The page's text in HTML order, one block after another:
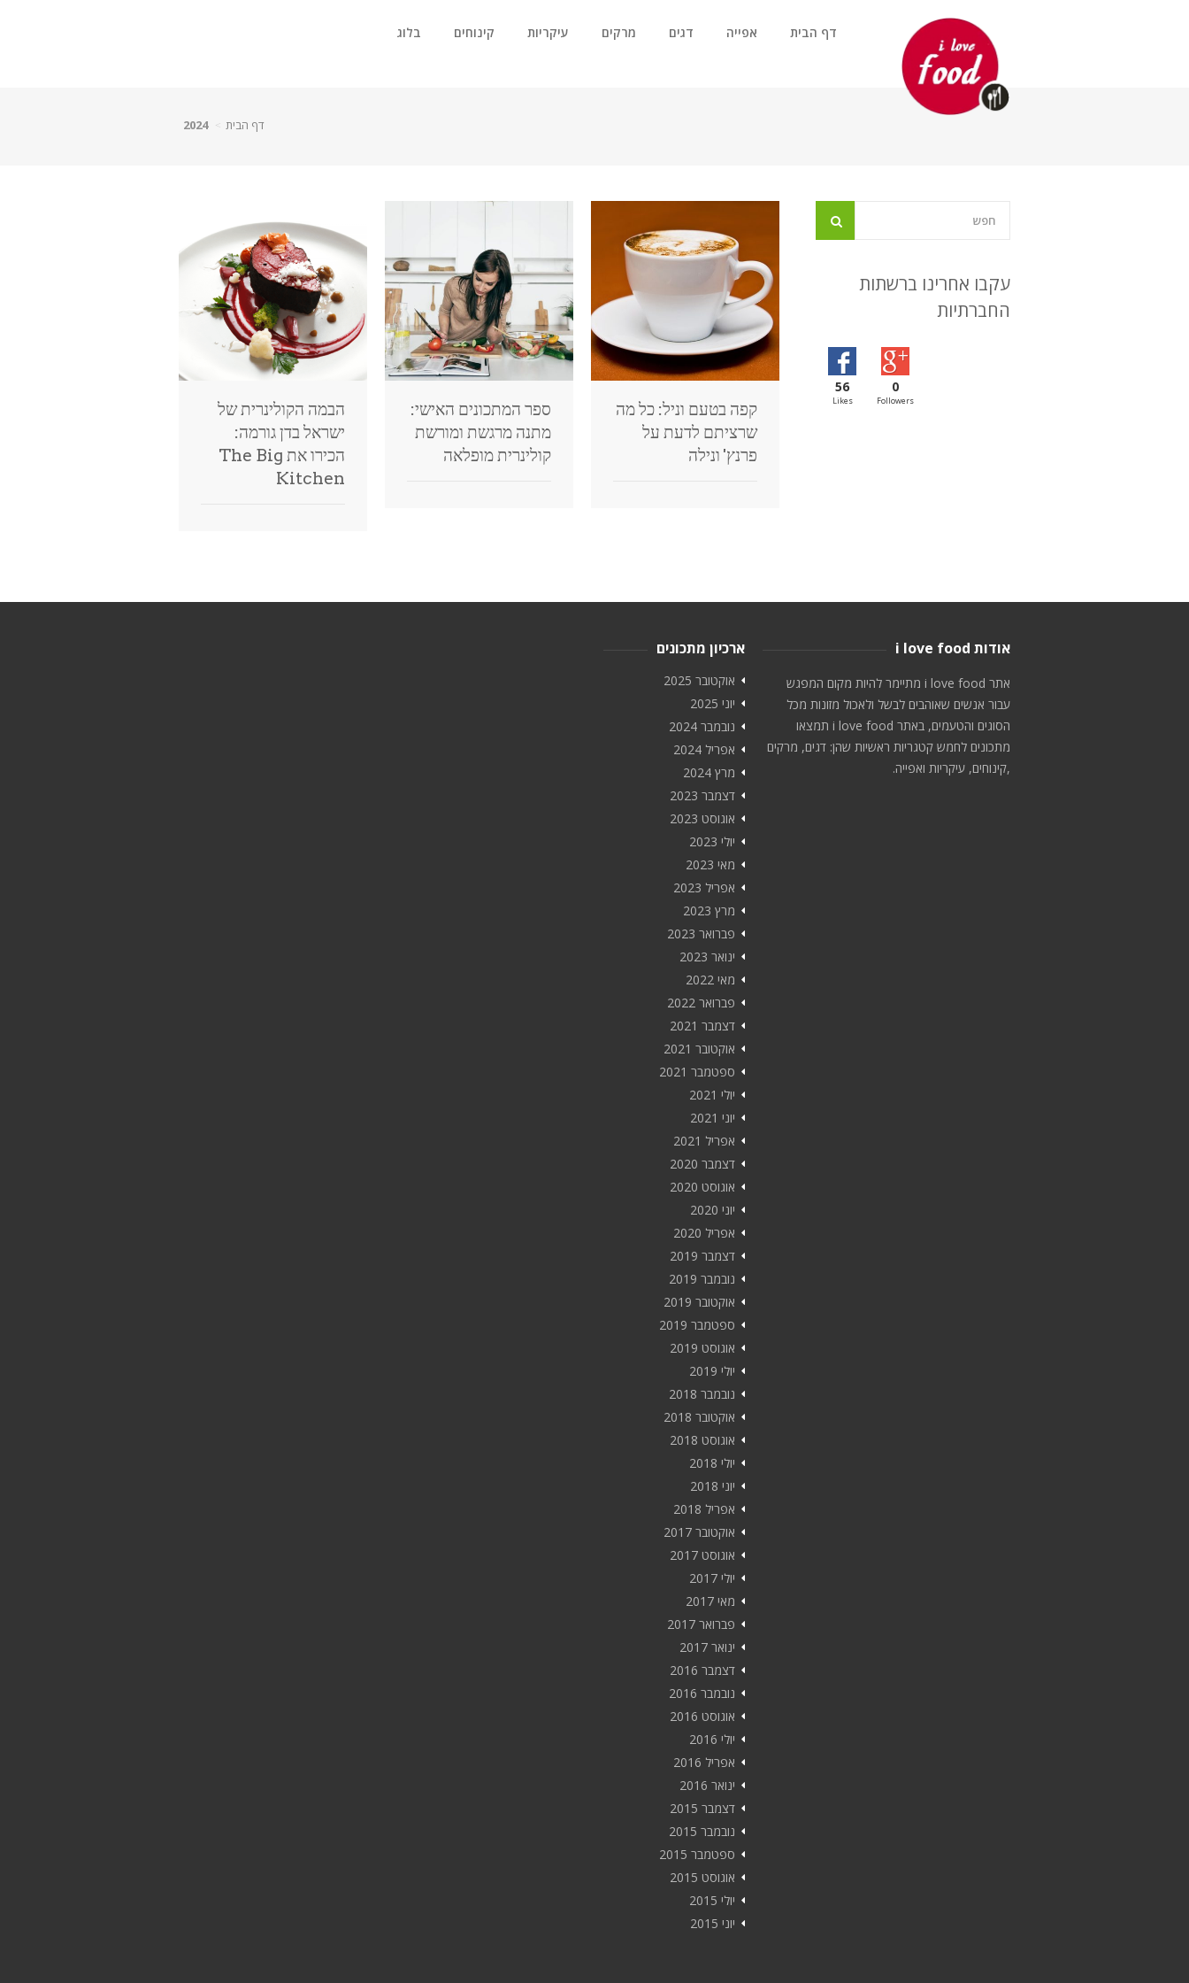
דף הבית אפייה דגים מרקים עיקריות קינוחים בלוג
דף הבית 2024
הבמה הקולינרית של
ישראל בדן גורמה:
הכירו את The Big
Kitchen
ספר המתכונים האישי:
מתנה מרגשת ומורשת
קולינרית מופלאה
קפה בטעם וניל: כל מה
שרציתם לדעת על
פרנץ' ונילה
עקבו אחרינו ברשתות
החברתיות
56
Likes
0
Followers
אודות i love food
אתר i love food מתיימר להיות מקום המפגש
עבור אנשים שאוהבים לבשל ולאכול מזונות מכל
הסוגים והטעמים, באתר i love food תמצאו
מתכונים לחמש קטגריות ראשיות שהן: דגים, מרקים
,קינוחים, עיקריות ואפייה.
ארכיון מתכונים
אוקטובר 2025
יוני 2025
נובמבר 2024
אפריל 2024
מרץ 2024
דצמבר 2023
אוגוסט 2023
יולי 2023
מאי 2023
אפריל 2023
מרץ 2023
פברואר 2023
ינואר 2023
מאי 2022
פברואר 2022
דצמבר 2021
אוקטובר 2021
ספטמבר 2021
יולי 2021
יוני 2021
אפריל 2021
דצמבר 2020
אוגוסט 2020
יוני 2020
אפריל 2020
דצמבר 2019
נובמבר 2019
אוקטובר 2019
ספטמבר 2019
אוגוסט 2019
יולי 2019
נובמבר 2018
אוקטובר 2018
אוגוסט 2018
יולי 2018
יוני 2018
אפריל 2018
אוקטובר 2017
אוגוסט 2017
יולי 2017
מאי 2017
פברואר 2017
ינואר 2017
דצמבר 2016
נובמבר 2016
אוגוסט 2016
יולי 2016
אפריל 2016
ינואר 2016
דצמבר 2015
נובמבר 2015
ספטמבר 2015
אוגוסט 2015
יולי 2015
יוני 2015